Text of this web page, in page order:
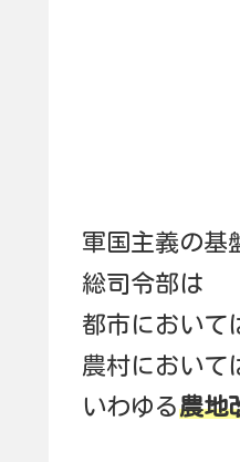
軍国主義の基
総司令部は
都市において
農村において
いわゆる農地